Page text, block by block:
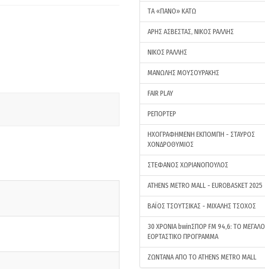
ΤA «ΠΑΝΟ» ΚΑΤΩ
ΑΡΗΣ ΑΣΒΕΣΤΑΣ, ΝΙΚΟΣ ΡΑΛΛΗΣ
ΝΙΚΟΣ ΡΑΛΛΗΣ
ΜΑΝΩΛΗΣ ΜΟΥΣΟΥΡΑΚΗΣ
FAIR PLAY
ΡΕΠΟΡΤΕΡ
ΗΧΟΓΡΑΦΗΜΕΝΗ ΕΚΠΟΜΠΗ - ΣΤΑΥΡΟΣ
ΧΟΝΔΡΟΘΥΜΙΟΣ
ΣΤΕΦΑΝΟΣ ΧΩΡΙΑΝΟΠΟΥΛΟΣ
ATHENS METRO MALL - EUROBASKET 2025
ΒΑΪΟΣ ΤΣΟΥΤΣΙΚΑΣ - ΜΙΧΑΛΗΣ ΤΣΟΧΟΣ
30 ΧΡΟΝΙΑ bwinΣΠΟΡ FM 94,6: ΤΟ ΜΕΓΑΛΟ
ΕΟΡΤΑΣΤΙΚΟ ΠΡΟΓΡΑΜΜΑ
ΖΩΝΤΑΝΑ ΑΠΟ ΤΟ ATHENS METRO MALL